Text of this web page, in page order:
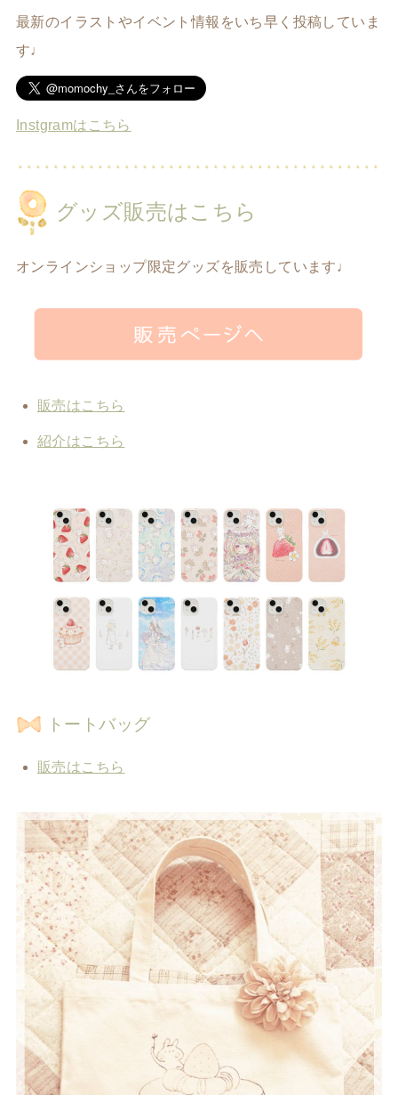
最新のイラストやイベント情報をいち早く投稿していま
す♩
Instgramはこちら
グッズ販売はこちら
オンラインショップ限定グッズを販売しています♩
販売はこちら
紹介はこちら
トートバッグ
販売はこちら